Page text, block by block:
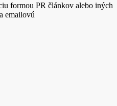
formou PR článkov alebo iných
emailovú